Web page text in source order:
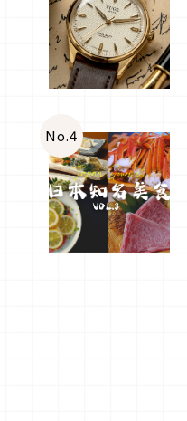
No.4